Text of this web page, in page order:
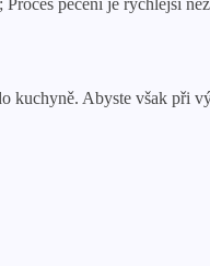
pečení je rychlejší
kuchyně. Abyste však při